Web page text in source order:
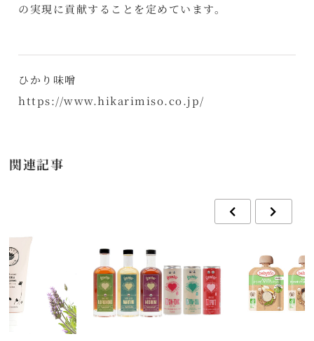
の実現に貢献することを定めています。
ひかり味噌
https://www.hikarimiso.co.jp/
関連記事